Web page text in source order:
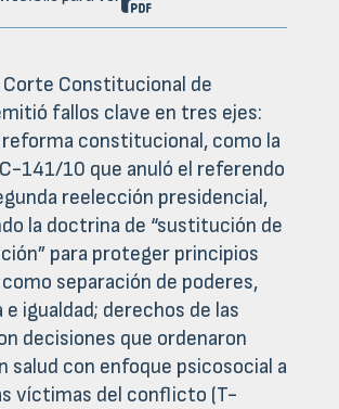
Corte Constitucional de
fallos clave en tres ejes:
constitucional, como la
141/10 que anuló el referendo
reelección presidencial,
la doctrina de “sustitución de
para proteger principios
separación de poderes,
igualdad; derechos de las
decisiones que ordenaron
salud con enfoque psicosocial a
víctimas del conflicto (T-